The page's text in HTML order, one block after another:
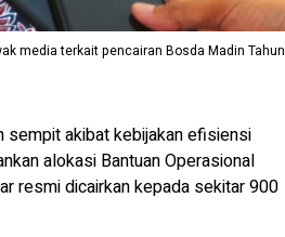
media terkait pencairan Bosda Madin Tahun
sempit akibat kebijakan efisiensi
alokasi Bantuan Operasional
resmi dicairkan kepada sekitar 900